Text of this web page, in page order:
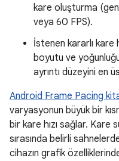
kare oluşturma
veya 60 FPS).
İstenen kararlı kare
boyutu ve
ayrıntı düzeyini en
Android Frame Pacing
varyasyonun büyük bir
bir kare hızı sağlar. Kare
sırasında belirli
cihazın grafik